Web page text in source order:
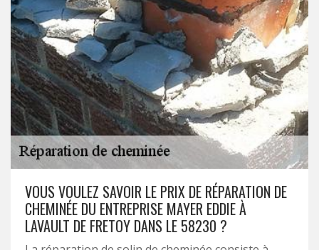
VOUS VOULEZ SAVOIR LE PRIX DE RÉPARATION DE
CHEMINÉE DU ENTREPRISE MAYER EDDIE À
LAVAULT DE FRETOY DANS LE 58230 ?